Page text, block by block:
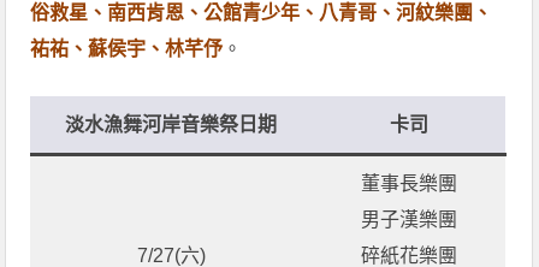
俗救星、南西肯恩、公館青少年、八青哥、河紋樂團、
祐祐、蘇侯宇、林芊伃 。
淡水漁舞河岸音樂祭日期 卡司
7/27(六)
董事長樂團
男子漢樂團
碎紙花樂團